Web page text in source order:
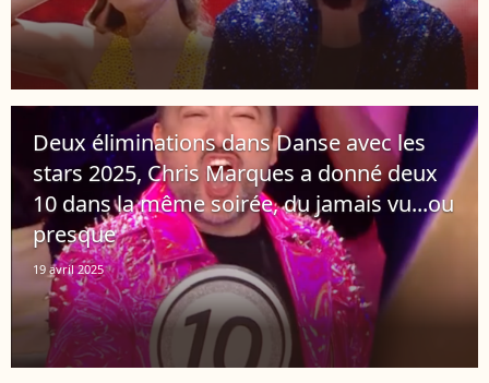
Deux éliminations dans Danse avec les
stars 2025, Chris Marques a donné deux
10 dans la même soirée, du jamais vu...ou
presque
19 avril 2025